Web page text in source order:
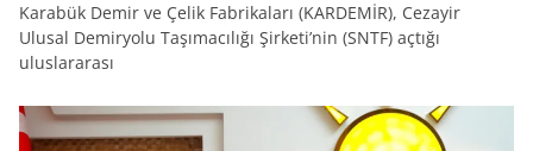
Karabük Demir ve Çelik Fabrikaları (KARDEMİR), Cezayir
Ulusal Demiryolu Taşımacılığı Şirketi’nin (SNTF) açtığı
uluslararası